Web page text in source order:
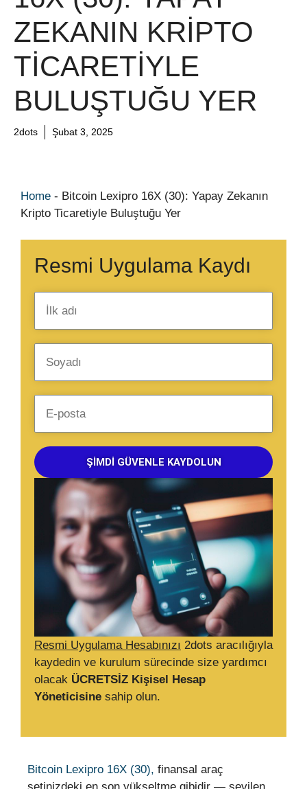
ZEKANIN KRIPTO
TICARETIYLE
BULUŞTUĞU YER
2dots Şubat 3, 2025
Home - Bitcoin Lexipro 16X (30): Yapay Zekanın
Kripto Ticaretiyle Buluştuğu Yer
Resmi Uygulama Hesabınızı 2dots aracılığıyla
kaydedin ve kurulum sürecinde size yardımcı
olacak ÜCRETSİZ Kişisel Hesap
Yöneticisine sahip olun.
Resmi Uygulama Kaydı
ŞIMDI GÜVENLE KAYDOLUN
Bitcoin Lexipro 16X (30), finansal araç